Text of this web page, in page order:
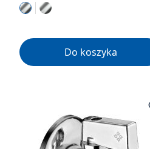
Do koszyka